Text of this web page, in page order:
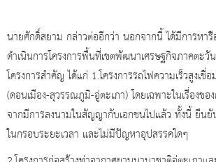
นายศักดิ์สยาม กล่าวต่ออีกว่า นอกจากนี้ ได้มีการหา
ดำเนินการโครงการพื้นที่เขตพัฒนาเศรษฐกิจภาคตะ
โครงการสำคัญ ได้แก่ 1.โครงการรถไฟความเร็วสูงเ
(ดอนเมือง-สุวรรณภูมิ-อู่ตะเภา) โดยเฉพาะในเรื่องข
จากมีการลงนามในสัญญากับเอกชนไปแล้ว ทั้งนี้ ยืนยั
ในกรอบระยะเวลา และไม่มีปัญหาอุปสรรคใดๆ